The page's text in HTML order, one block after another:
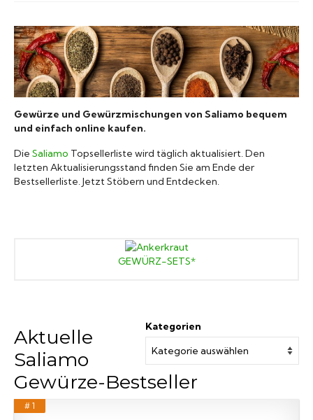
Gewürzgläser
Gewürzregal
Mörser
Gewürze und Gewürzmischungen von Saliamo bequem
und einfach online kaufen.
Die Saliamo Topsellerliste wird täglich aktualisiert. Den
letzten Aktualisierungsstand finden Sie am Ende der
Bestsellerliste. Jetzt Stöbern und Entdecken.
GEWÜRZ-SETS*
Kategorien
Aktuelle
Saliamo
Gewürze-Bestseller
# 1